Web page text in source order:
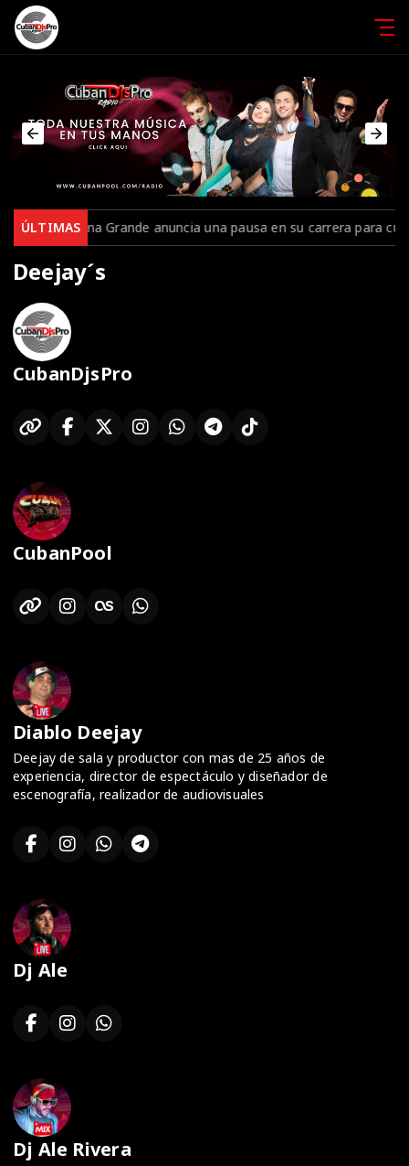
ÚLTIMAS
Grande anuncia una pausa en su carrera para cuidar su
Deejay´s
CubanDjsPro
CubanPool
Diablo Deejay
Deejay de sala y productor con mas de 25 años de
experiencia, director de espectáculo y diseñador de
escenografía, realizador de audiovisuales
Dj Ale
Dj Ale Rivera